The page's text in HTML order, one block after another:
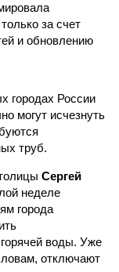
за счет
и обновлению
городах России
могут исчезнуть
труб.
Сергей
неделе
города
воды. Уже
отключают